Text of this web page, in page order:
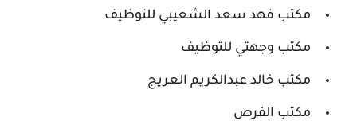
مكتب فهد سعد الشعيبي للتوظيف
مكتب وجهتي للتوظيف
مكتب خالد عبدالكريم العريج
مكتب الفرص